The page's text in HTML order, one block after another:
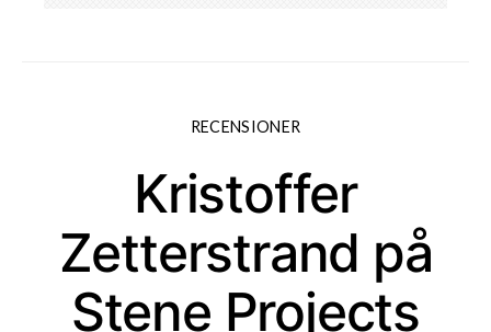
RECENSIONER
Kristoffer
Zetterstrand på
Stene Projects